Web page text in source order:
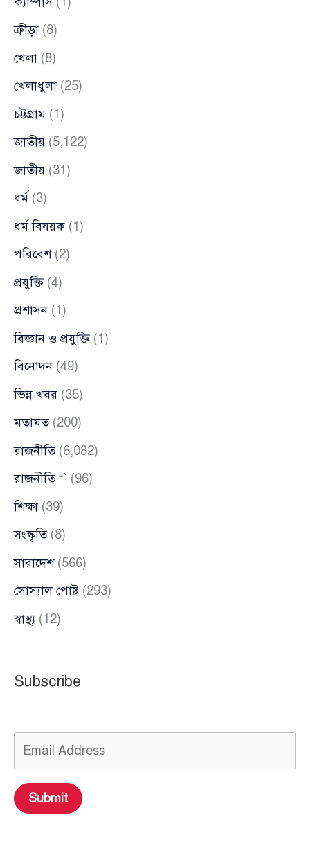
ক্রীড়া (8)
খেলা (8)
খেলাধুলা (25)
চট্টগ্রাম (1)
জাতীয় (5,122)
জাতীয় (31)
ধর্ম (3)
ধর্ম বিষয়ক (1)
পরিবেশ(2)
প্রযুক্তি (4)
প্রশাসন (1)
বিজ্ঞান ও প্রযুক্তি (1)
বিনোদন (49)
ভিন্ন খবর (35)
মতামত(200)
রাজনীতি(6,082)
রাজনীতি “` (96)
শিক্ষা (39)
সংস্কৃতি(8)
সারাদেশ(566)
সোস্যাল পোষ্ট (293)
স্বাস্থ্য(12)
Subscribe
Submit